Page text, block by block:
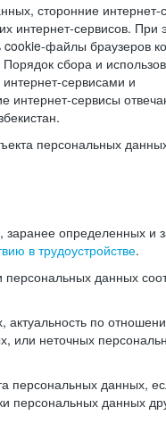
сторонние интернет-
интернет-сервисов. При
cookie-файлы браузеров
сбора и
сервисами и
интернет-сервисы
персональных
заранее определенных и
в трудоустройстве.
данных
актуальность по
или неточных
персональных данных,
персональных данных